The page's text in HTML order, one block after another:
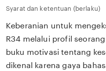
Syarat dan ketentuan (berlaku)
Keberanian untuk
R34 melalui profil
buku motivasi tentang
dikenal karena gaya